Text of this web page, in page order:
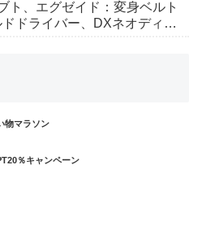
ト、エグゼイド：変身ベルト
ドライバー、DXネオディケ
物マラソン
％キャンペーン